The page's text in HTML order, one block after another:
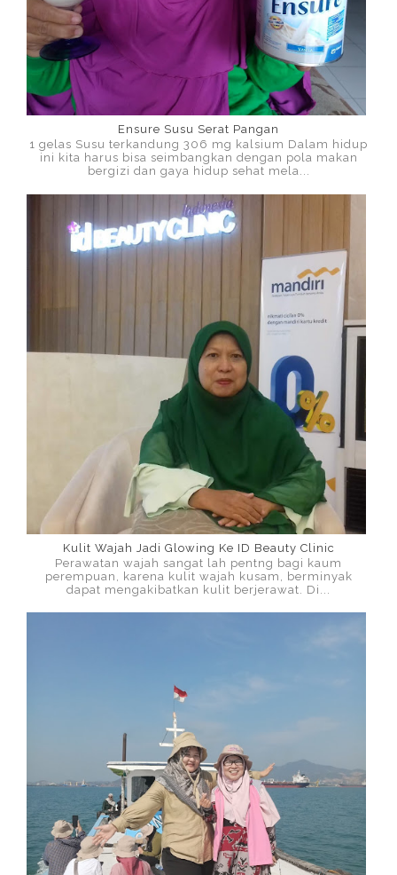
Ensure Susu Serat Pangan
1 gelas Susu terkandung 306 mg kalsium Dalam hidup
ini kita harus bisa seimbangkan dengan pola makan
bergizi dan gaya hidup sehat mela...
Kulit Wajah Jadi Glowing Ke ID Beauty Clinic
Perawatan wajah sangat lah pentng bagi kaum
perempuan, karena kulit wajah kusam, berminyak
dapat mengakibatkan kulit berjerawat. Di...